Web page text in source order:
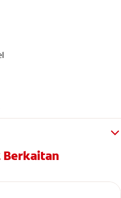
Berkaitan